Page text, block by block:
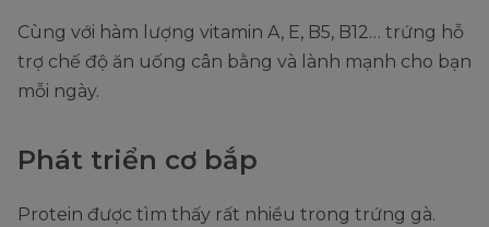
Cùng với hàm lượng vitamin A, E, B5, B12… trứng hỗ
trợ chế độ ăn uống cân bằng và lành mạnh cho bạn
mỗi ngày.
Phát triển cơ bắp
Protein được tìm thấy rất nhiều trong trứng gà.